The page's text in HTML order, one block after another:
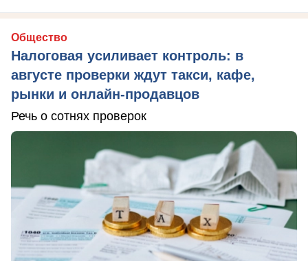
Общество
Налоговая усиливает контроль: в
августе проверки ждут такси, кафе,
рынки и онлайн-продавцов
Речь о сотнях проверок